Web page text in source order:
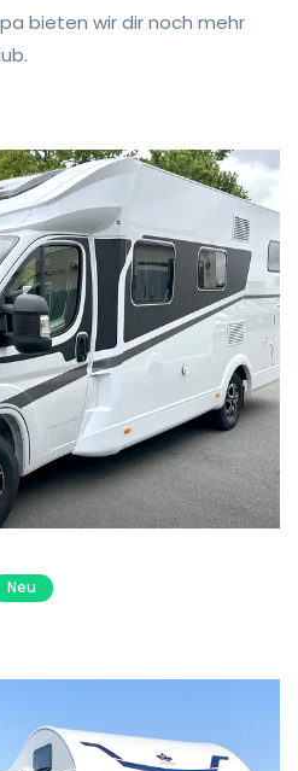
bieten wir dir noch mehr
Neu